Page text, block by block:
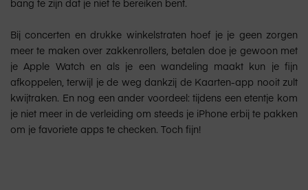
bang te zijn dat je niet te bereiken bent.
Bij concerten en drukke winkelstraten hoef je je geen zorgen
meer te maken over zakkenrollers, betalen doe je gewoon met
je Apple Watch en als je een wandeling maakt kun je fijn
afkoppelen, terwijl je de weg dankzij de Kaarten-app nooit zult
kwijtraken. En nog een ander voordeel: tijdens een etentje kom
je niet meer in de verleiding om steeds je iPhone erbij te pakken
om je favoriete apps te checken. Toch fijn!